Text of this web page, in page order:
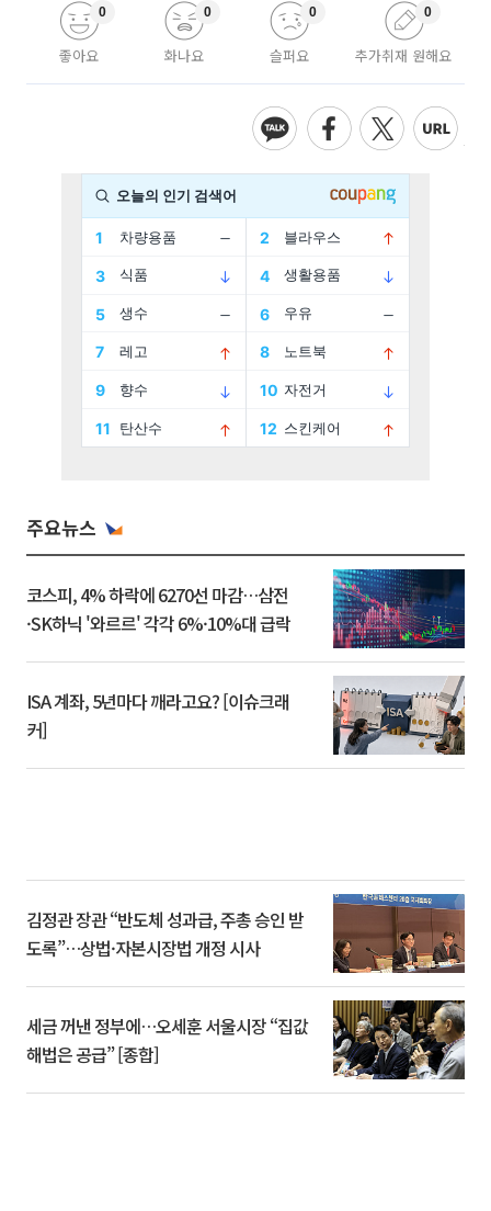
좋아요
0
화나요
0
슬퍼요
0
추가취재 원해요
0
주요뉴스
코스피, 4% 하락에 6270선 마감…삼전
·SK하닉 '와르르' 각각 6%·10%대 급락
ISA 계좌, 5년마다 깨라고요? [이슈크래
커]
김정관 장관 “반도체 성과급, 주총 승인 받
도록”…상법·자본시장법 개정 시사
세금 꺼낸 정부에…오세훈 서울시장 “집값
해법은 공급” [종합]